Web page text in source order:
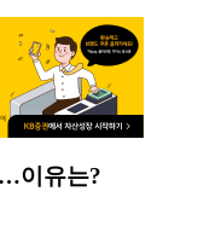
이유는?